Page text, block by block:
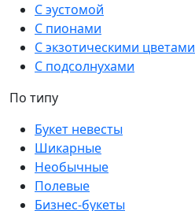
С эустомой
С пионами
С экзотическими цветами
С подсолнухами
По типу
Букет невесты
Шикарные
Необычные
Полевые
Бизнес-букеты